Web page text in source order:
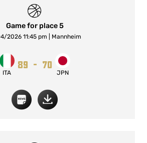
Game for place 5
2026 11:45 pm | Mannheim
ITA
89 - 70
JPN